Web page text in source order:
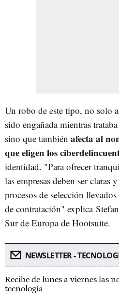
Un robo de este tipo, no solo
sido engañada mientras
sino que también afecta al
que eligen los
identidad. "Para ofrecer
las empresas deben ser claras
procesos de selección
de contratación" explica
Sur de Europa de Hootsuite.
NEWSLETTER -
Recibe de lunes a viernes las
tecnología